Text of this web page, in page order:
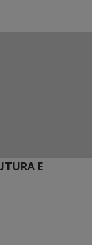
E